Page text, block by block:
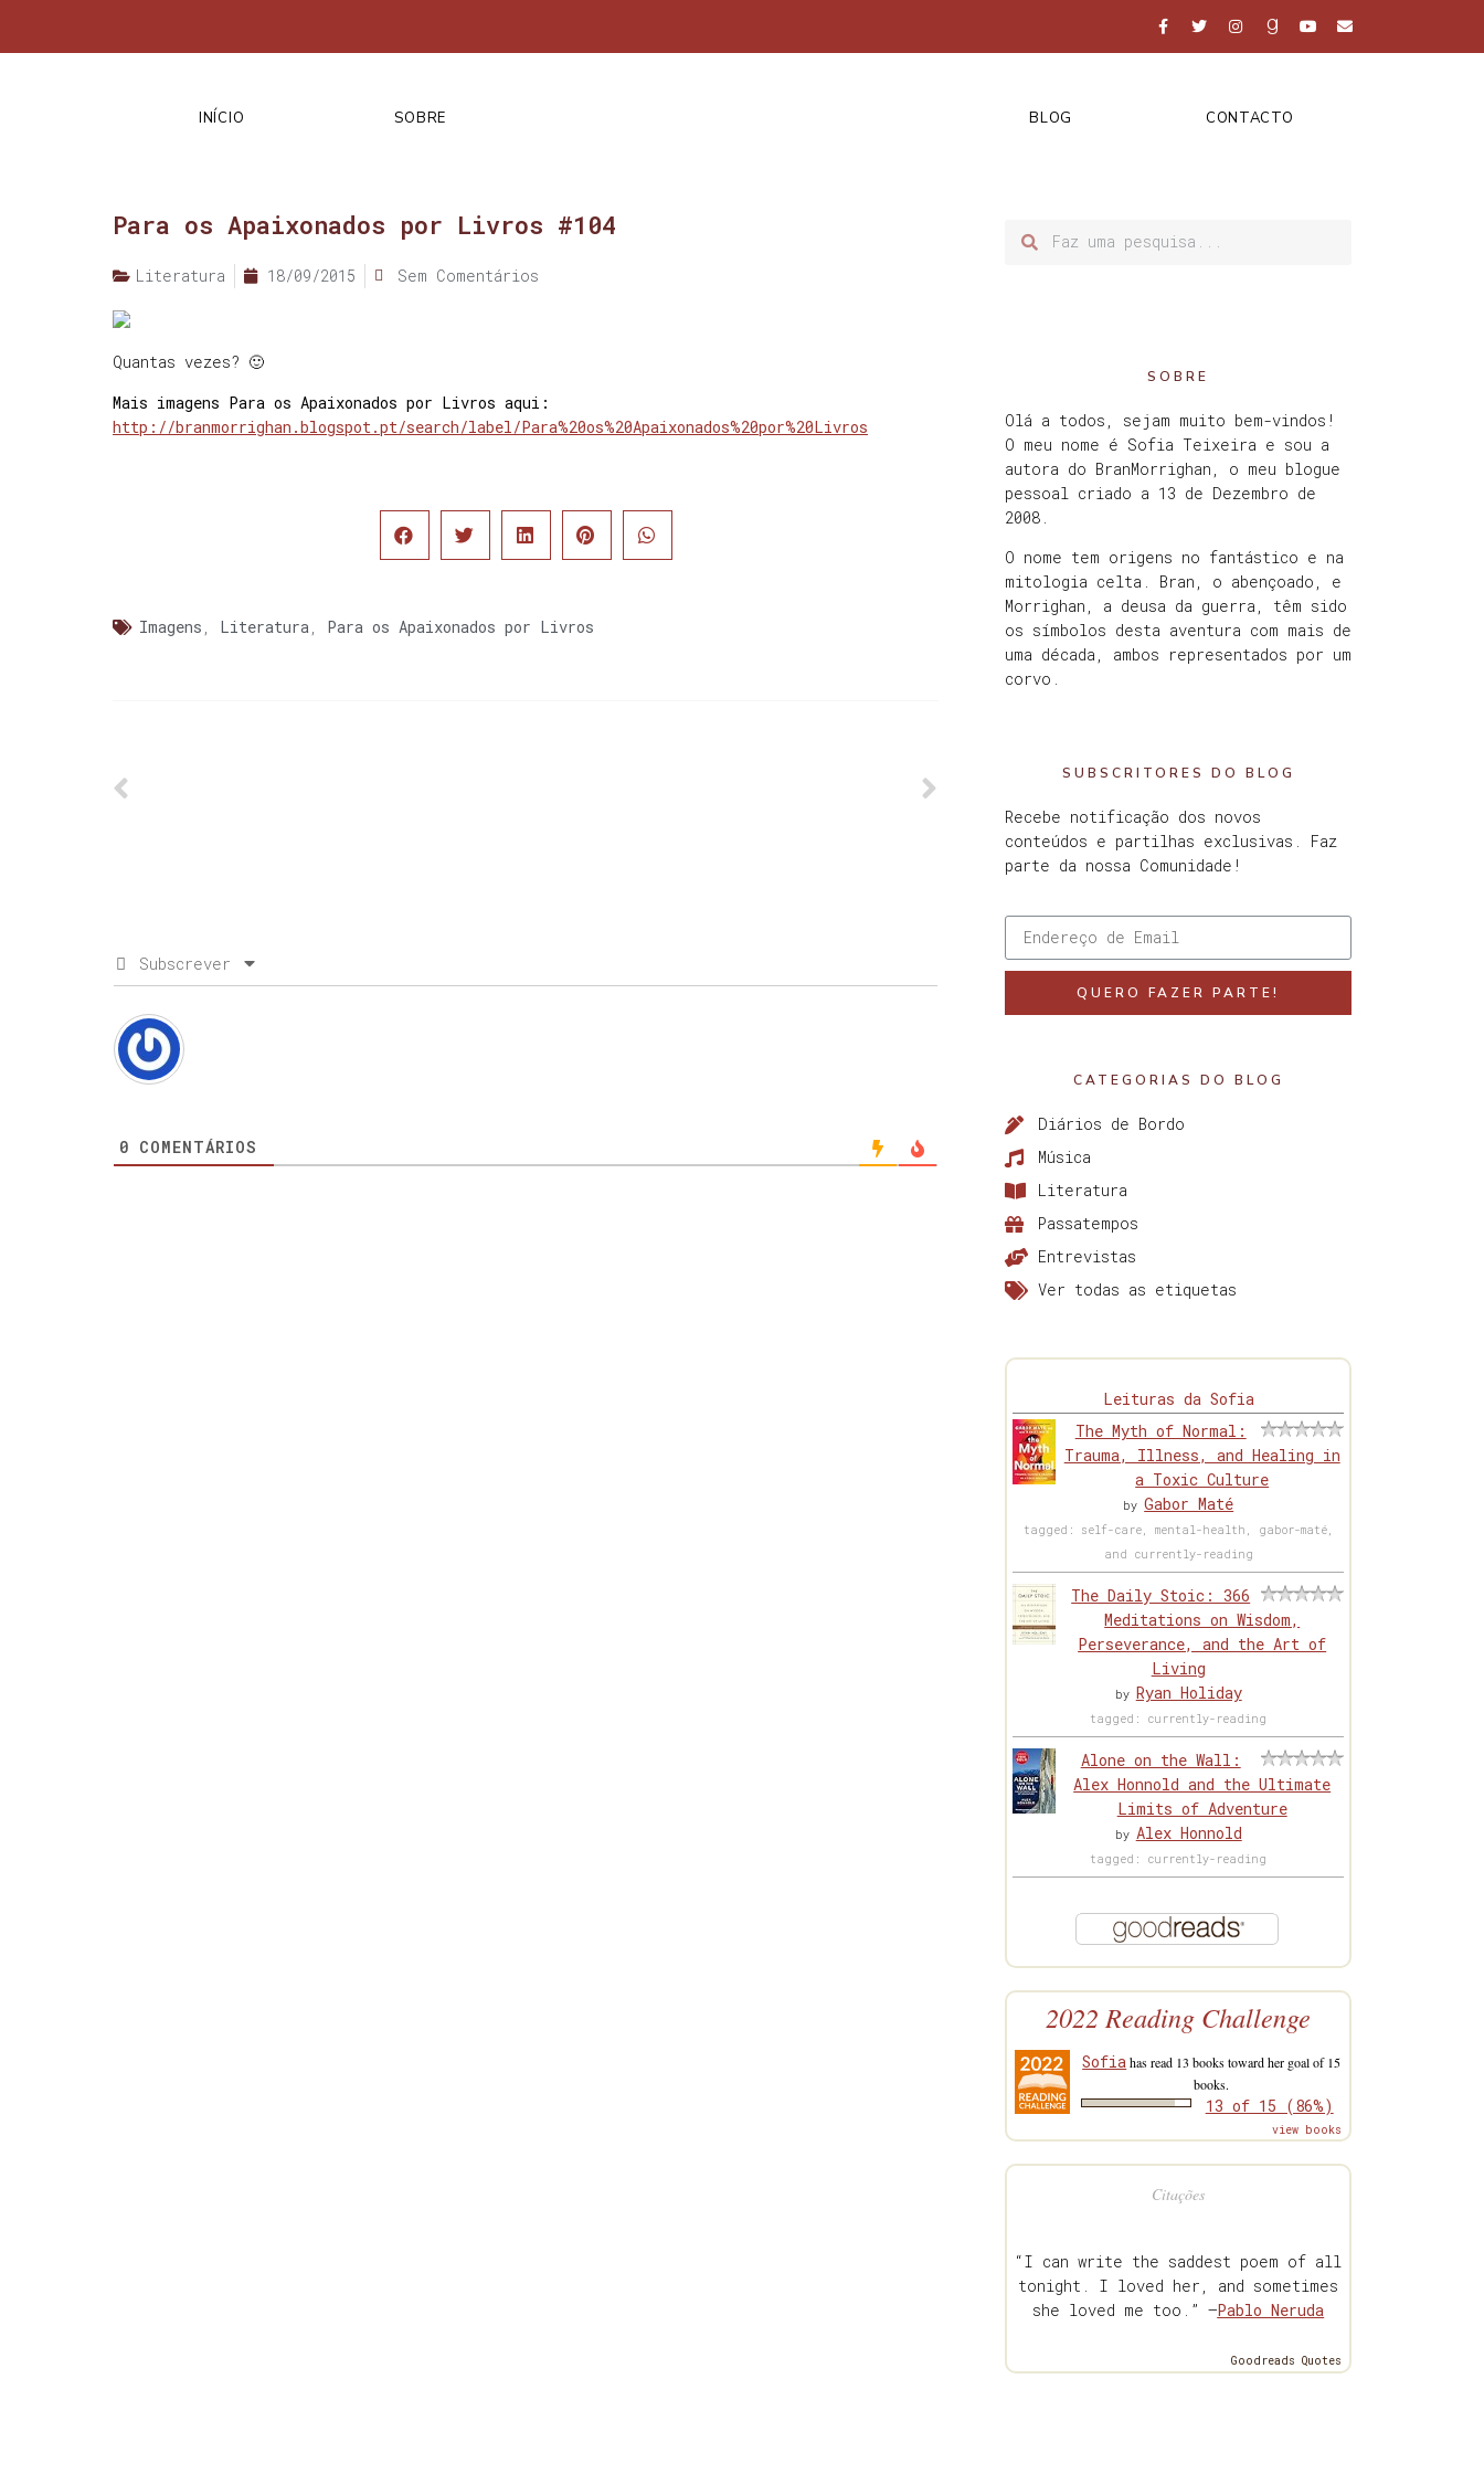
INÍCIO SOBRE BLOG CONTACTO
Para os Apaixonados por Livros #104
Literatura 18/09/2015 Sem Comentários
Quantas vezes? 🙂
Mais imagens Para os Apaixonados por Livros aqui:
http://branmorrighan.blogspot.pt/search/label/Para%20os%20Apaixonados%20por%20Livros
Imagens , Literatura, Para os Apaixonados por Livros
Subscrever
0 COMENTÁRIOS
SOBRE
Olá a todos, sejam muito bem-vindos!
O meu nome é Sofia Teixeira e sou a
autora do BranMorrighan, o meu blogue
pessoal criado a 13 de Dezembro de
2008.
O nome tem origens no fantástico e na
mitologia celta. Bran, o abençoado, e
Morrighan, a deusa da guerra, têm sido
os símbolos desta aventura com mais de
uma década, ambos representados por um
corvo.
SUBSCRITORES DO BLOG
Recebe notificação dos novos
conteúdos e partilhas exclusivas. Faz
parte da nossa Comunidade!
QUERO FAZER PARTE!
CATEGORIAS DO BLOG
Diários de Bordo
Música
Literatura
Passatempos
Entrevistas
Ver todas as etiquetas
Leituras da Sofia
The Myth of Normal:
Trauma, Illness, and Healing in
a Toxic Culture
byGabor Maté
tagged: self-care, mental-health, gabor-maté,
and currently-reading
The Daily Stoic: 366
Meditations on Wisdom,
Perseverance, and the Art of
Living
by Ryan Holiday
tagged: currently-reading
Alone on the Wall:
Alex Honnold and the Ultimate
Limits of Adventure
by Alex Honnold
tagged: currently-reading
2022 Reading Challenge
Sofiahas read 13 books toward her goal of 15
books.
13 of 15 (86%)
view books
Citações
“I can write the saddest poem of all
tonight. I loved her, and sometimes
she loved me too.” —Pablo Neruda
Goodreads Quotes